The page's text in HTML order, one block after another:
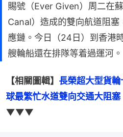
賜號（Ever Given）周二在
Canal）造成的雙向航道阻
應鏈。今日（24日）到香港
艘輪船還在排隊等着過運河。
【相關圖輯】 長榮超大型貨
球最繁忙水道雙向交通大阻塞
▼▼▼